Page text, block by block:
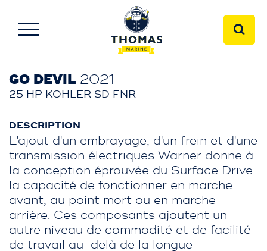
GO DEVIL 2021
25 HP KOHLER SD FNR
DESCRIPTION
L'ajout d'un embrayage, d'un frein et d'une
transmission électriques Warner donne à
la conception éprouvée du Surface Drive
la capacité de fonctionner en marche
avant, au point mort ou en marche
arrière. Ces composants ajoutent un
autre niveau de commodité et de facilité
de travail au-delà de la longue